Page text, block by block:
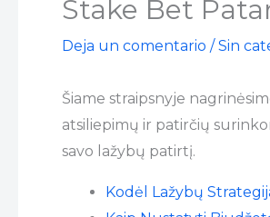
Stake Bet
Deja un comentario /Sin
Šiame straipsnyje
atsiliepimų ir patirčių
savo lažybų patirtį.
Kodėl Lažybų